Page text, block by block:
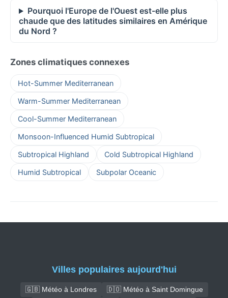
Pourquoi l'Europe de l'Ouest est-elle plus
chaude que des latitudes similaires en Amérique
du Nord ?
Zones climatiques connexes
Hot-Summer Mediterranean
Warm-Summer Mediterranean
Cool-Summer Mediterranean
Monsoon-Influenced Humid Subtropical
Subtropical Highland Cold Subtropical Highland
Humid Subtropical Subpolar Oceanic
Villes populaires aujourd'hui
🇬🇧 Météo à Londres
🇩🇴 Météo à Saint Domingue